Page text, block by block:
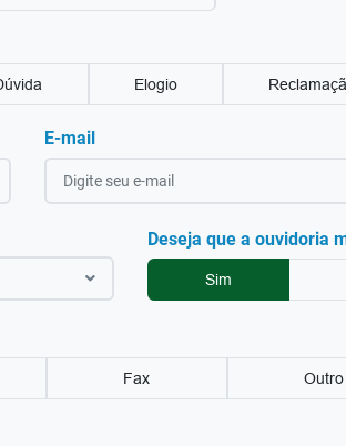
Elogio
E-mail
Deseja que a ouvidoria
Sim
Fax Outro